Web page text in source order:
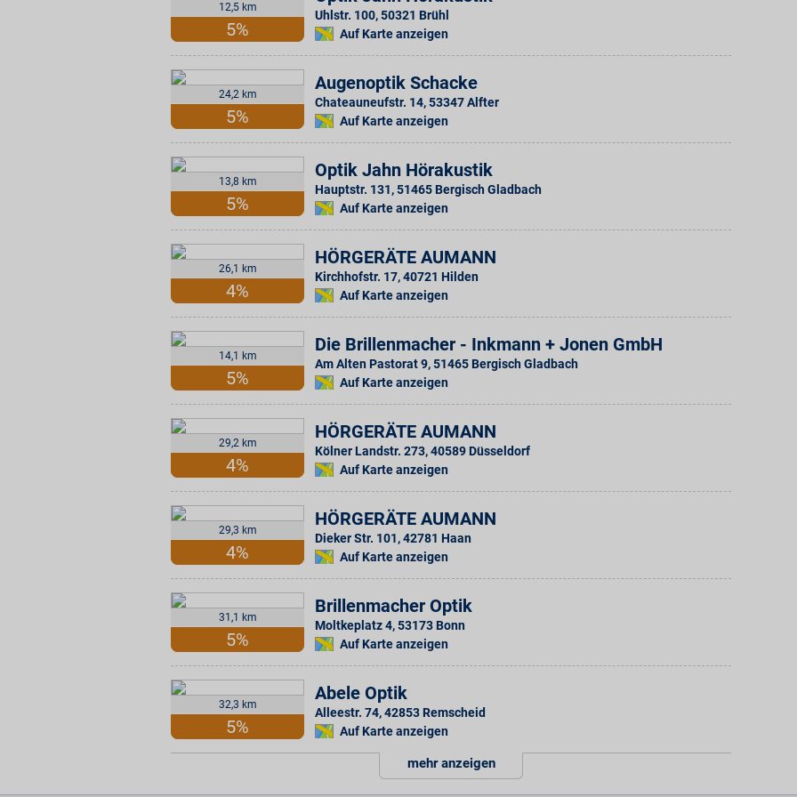
12,5 km
5%
Uhlstr. 100,50321 Brühl
Auf Karte anzeigen
24,2 km
5%
Augenoptik Schacke
Chateauneufstr. 14,53347Alfter
Auf Karte anzeigen
13,8 km
5%
Optik Jahn Hörakustik
Hauptstr. 131,51465 Bergisch Gladbach
Auf Karte anzeigen
26,1 km
4%
HÖRGERÄTE AUMANN
Kirchhofstr. 17,40721 Hilden
Auf Karte anzeigen
14,1 km
5%
Die Brillenmacher - Inkmann + Jonen GmbH
Am Alten Pastorat 9,51465 Bergisch Gladbach
Auf Karte anzeigen
29,2 km
4%
HÖRGERÄTE AUMANN
Kölner Landstr. 273,40589 Düsseldorf
Auf Karte anzeigen
29,3 km
4%
HÖRGERÄTE AUMANN
Dieker Str. 101,42781 Haan
Auf Karte anzeigen
31,1 km
5%
Brillenmacher Optik
Moltkeplatz 4,53173 Bonn
Auf Karte anzeigen
32,3 km
5%
Abele Optik
Alleestr. 74,42853 Remscheid
Auf Karte anzeigen
mehr anzeigen